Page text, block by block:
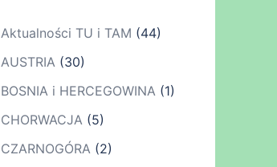
Aktualności TU i TAM (44)
AUSTRIA(30)
BOSNIA i HERCEGOWINA(1)
CHORWACJA(5)
CZARNOGÓRA(2)